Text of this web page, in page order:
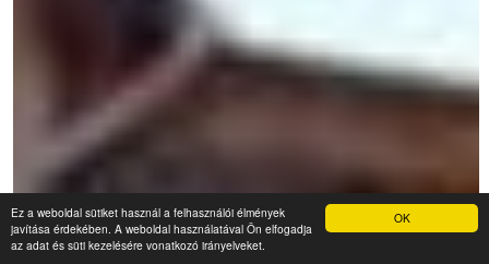
OK
Ez a weboldal sütiket használ a felhasználói élmények
javítása érdekében. A weboldal használatával Ön elfogadja
az adat és süti kezelésére vonatkozó irányelveket.